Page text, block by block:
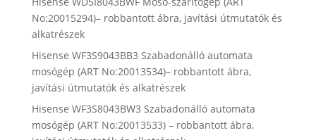
No:20015294)– robbantott ábra, javítási útmutatók és
alkatrészek
Hisense WF3S9043BB3 Szabadonálló automata
mosógép (ART No:20013534)– robbantott ábra,
javítási útmutatók és alkatrészek
Hisense WF3S8043BW3 Szabadonálló automata
mosógép (ART No:20013533) – robbantott ábra,